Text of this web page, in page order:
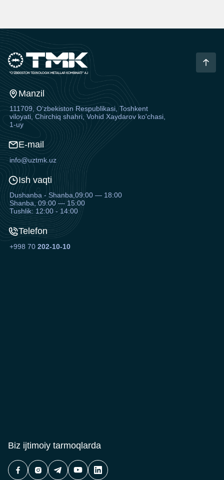
Manzil
111709, O‘zbekiston Respublikasi, Toshkent
viloyati, Chirchiq shahri, Vohid Xaydarov ko'chasi,
1-uy
E-mail
info@uztmk.uz
Ish vaqti
Dushanba - Shanba,09:00 — 18:00
Shanba, 09:00 — 15:00
Tushlik: 12:00 - 14:00
Telefon
+998 70202-10-10
Biz ijtimoiy tarmoqlarda